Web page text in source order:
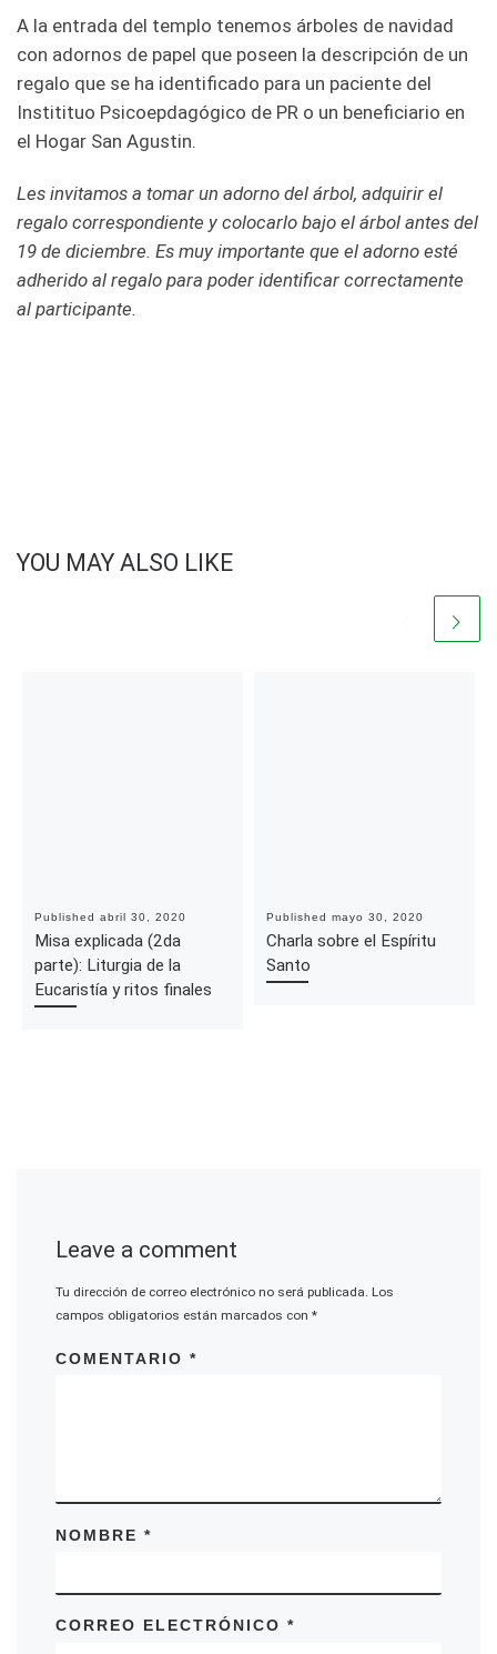
A la entrada del templo tenemos árboles de navidad
con adornos de papel que poseen la descripción de un
regalo que se ha identificado para un paciente del
Institituo Psicoepdagógico de PR o un beneficiario en
el Hogar San Agustin.
Les invitamos a tomar un adorno del árbol, adquirir el
regalo correspondiente y colocarlo bajo el árbol antes del
19 de diciembre. Es muy importante que el adorno esté
adherido al regalo para poder identificar correctamente
al participante.
YOU MAY ALSO LIKE
Published abril 30, 2020
Misa explicada (2da
parte): Liturgia de la
Eucaristía y ritos finales
Published mayo 30, 2020
Charla sobre el Espíritu
Santo
Leave a comment
Tu dirección de correo electrónico no será publicada. Los
campos obligatorios están marcados con*
COMENTARIO*
NOMBRE*
CORREO ELECTRÓNICO*